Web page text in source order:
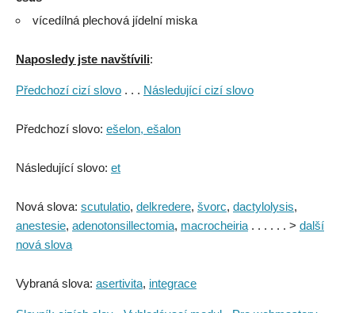
vícedílná plechová jídelní miska
Naposledy jste navštívili:
Předchozí cizí slovo . . . Následující cizí slovo
Předchozí slovo: ešelon, ešalon
Následující slovo: et
Nová slova: scutulatio, delkredere, švorc, dactylolysis,
anestesie, adenotonsillectomia, macrocheiria . . . . . . > další
nová slova
Vybraná slova: asertivita, integrace